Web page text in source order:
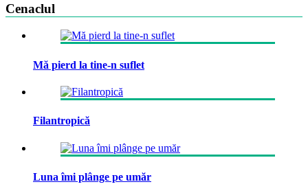
Cenaclul
Mă pierd la tine-n suflet
Filantropică
Luna îmi plânge pe umăr